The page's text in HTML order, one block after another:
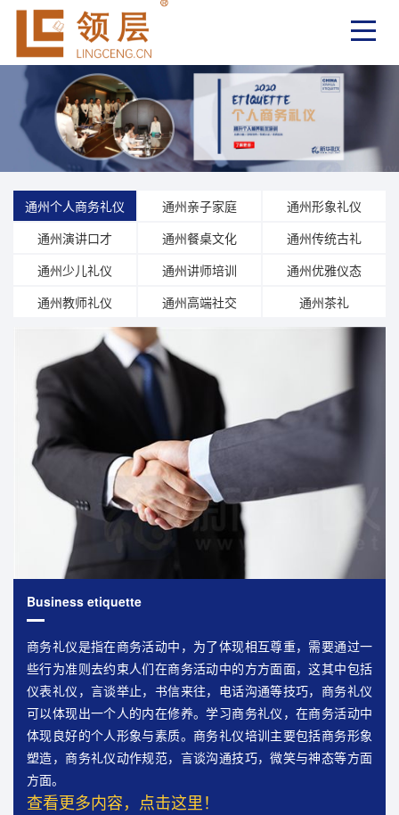
通州个人商务礼仪 通州亲子家庭
通州形象礼仪
通州演讲口才
通州餐桌文化
通州传统古礼
通州少儿礼仪
通州讲师培训
通州优雅仪态
通州教师礼仪
通州高端社交 通州茶礼
Business etiquette
商务礼仪是指在商务活动中，为了体现相互尊重，需要通过一
些行为准则去约束人们在商务活动中的方方面面，这其中包括
仪表礼仪，言谈举止，书信来往，电话沟通等技巧，商务礼仪
可以体现出一个人的内在修养。学习商务礼仪，在商务活动中
体现良好的个人形象与素质。商务礼仪培训主要包括商务形象
塑造，商务礼仪动作规范，言谈沟通技巧，微笑与神态等方面
方面。
查看更多内容，点击这里！